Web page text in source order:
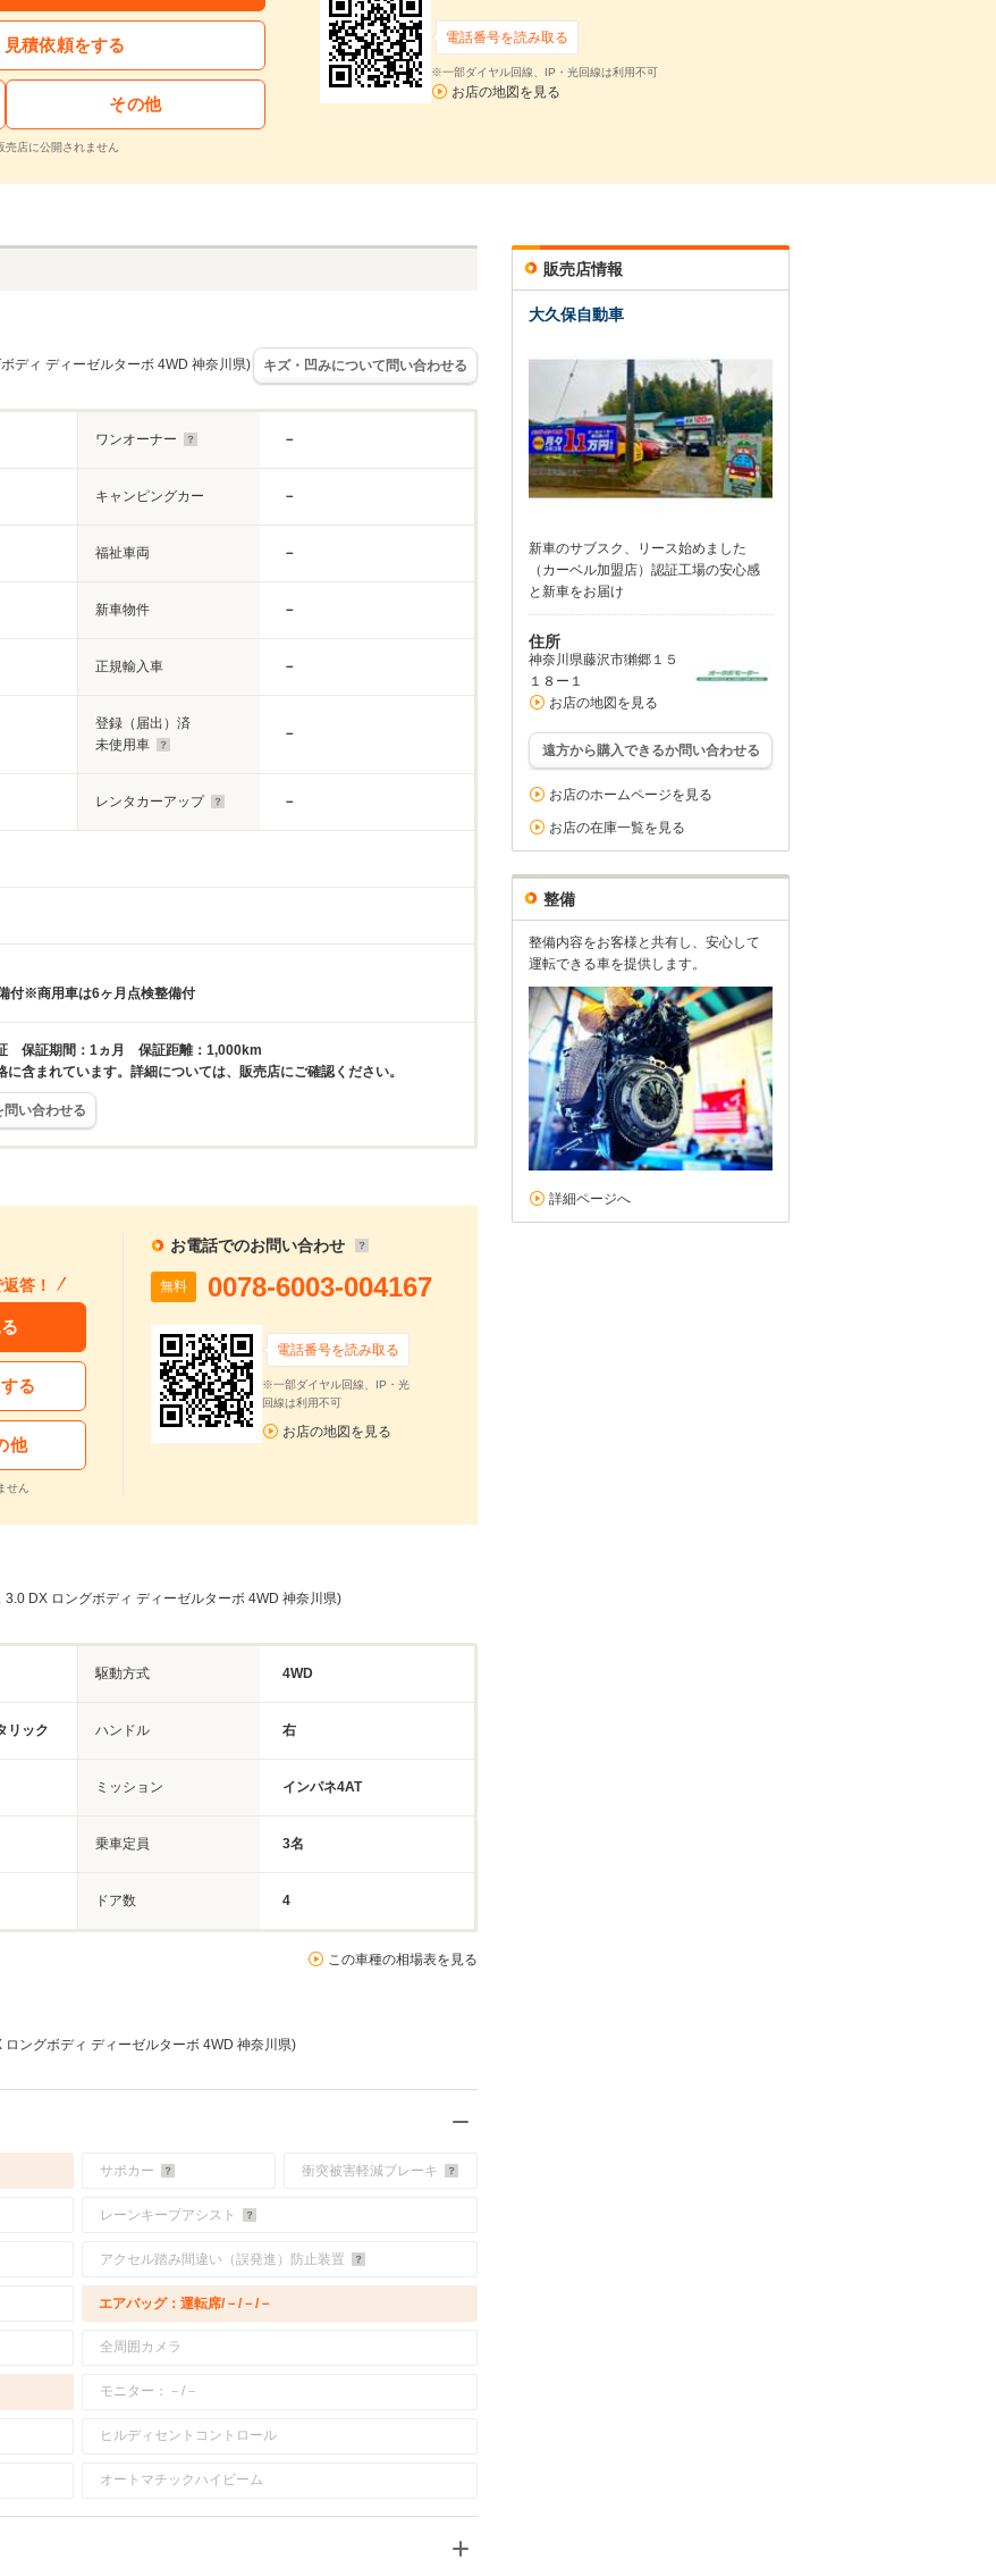
積依頼をする
その他
店に公開されません
電話番号を読み取る
※一部ダイヤル回線、IP・光回線は利用不可
お店の地図を見る
ディ ディーゼルターボ 4WD 神奈川県) キズ・凹みについて問い合わせる
ワンオーナー －
キャンピングカー －
福祉車両 －
新車物件 －
正規輸入車 －
登録（届出）済
未使用車
－
レンタカーアップ －
付※商用車は6ヶ月点検整備付
保証期間：1ヵ月 保証距離：1,000km
に含まれています。詳細については、販売店にご確認ください。
い合わせる
答！
る
他
せん
お電話でのお問い合わせ
無料 0078-6003-004167
電話番号を読み取る
※一部ダイヤル回線、IP・光
回線は利用不可
お店の地図を見る
3.0 DX ロングボディ ディーゼルターボ 4WD 神奈川県)
駆動方式 4WD
リック ハンドル 右
ミッション インパネ4AT
乗車定員 3名
ドア数 4
この車種の相場表を見る
ングボディ ディーゼルターボ 4WD 神奈川県)
サポカー 衝突被害軽減ブレーキ
レーンキープアシスト
アクセル踏み間違い（誤発進）防止装置
エアバッグ：運転席/－/－/－
全周囲カメラ
モニター：－/－
ヒルディセントコントロール
オートマチックハイビーム
販売店情報
大久保自動車
新車のサブスク、リース始めました
（カーベル加盟店）認証工場の安心感
と新車をお届け
住所
神奈川県藤沢市獺郷１５
１８ー１
お店の地図を見る
遠方から購入できるか問い合わせる
お店のホームページを見る
お店の在庫一覧を見る
整備
整備内容をお客様と共有し、安心して
運転できる車を提供します。
詳細ページへ